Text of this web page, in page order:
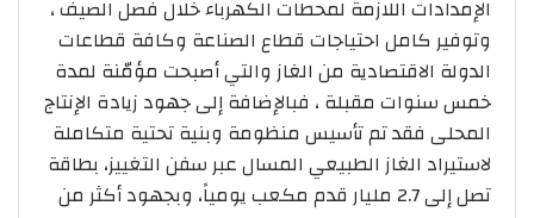
الإمدادات اللازمة لمحطات الكهرباء خلال فصل الصيف ،
وتوفير كامل احتياجات قطاع الصناعة وكافة قطاعات
الدولة الاقتصادية من الغاز والتي أصبحت مؤمّنة لمدة
خمس سنوات مقبلة ، فبالإضافة إلى جهود زيادة الإنتاج
المحلى فقد تم تأسيس منظومة وبنية تحتية متكاملة
لاستيراد الغاز الطبيعي المسال عبر سفن التغييز، بطاقة
تصل إلى 2.7 مليار قدم مكعب يومياً، وبجهود أكثر من